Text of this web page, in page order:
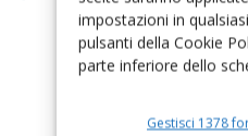
impostazioni in
pulsanti della Cookie
parte inferiore dello
Gestisci 1378
Di